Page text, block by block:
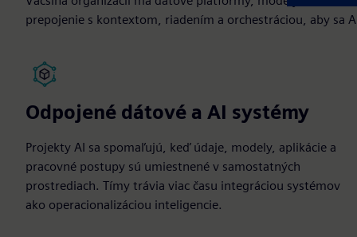
prepojenie s kontextom, riadením a orchestráciou, aby sa
Odpojené dátové a AI systémy
Projekty AI sa spomaľujú, keď údaje, modely, aplikácie a
pracovné postupy sú umiestnené v samostatných
prostrediach. Tímy trávia viac času integráciou systémov
ako operacionalizáciou inteligencie.